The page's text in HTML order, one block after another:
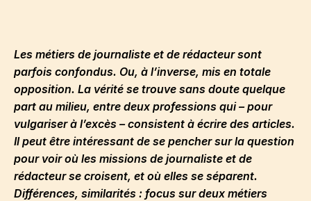
Les métiers de journaliste et de rédacteur sont
parfois confondus. Ou, à l’inverse, mis en totale
opposition. La vérité se trouve sans doute quelque
part au milieu, entre deux professions qui – pour
vulgariser à l’excès – consistent à écrire des articles.
Il peut être intéressant de se pencher sur la question
pour voir où les missions de journaliste et de
rédacteur se croisent, et où elles se séparent.
Différences, similarités : focus sur deux métiers